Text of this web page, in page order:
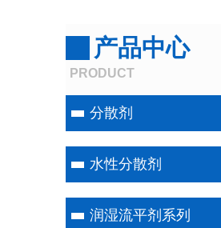
产品中心
PRODUCT
分散剂
水性分散剂
润湿流平剂系列